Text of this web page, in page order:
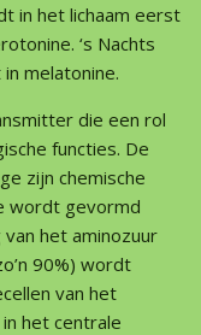
in het lichaam eerst
‘s Nachts
melatonine.
die een rol
functies. De
zijn chemische
wordt gevormd
het aminozuur
90%) wordt
van het
het centrale